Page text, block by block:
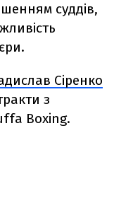
суддів,
Сіренко
з
Boxing.